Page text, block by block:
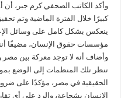
وأكد الكاتب الصحفي كرم جبر،
كبيرًا خلال الفترة الماضية وتم
ينعكس بشكل كامل على وسائل
مؤسسات حقوق الإنسان، مضيفًا
وأضاف أنه لا توجد معركة بين مصر
تنظر تلك المنظمات إلى الوضع
الحقيقية في مصر، مؤكدًا على
الإنسان بشجاعة، والرد على أي